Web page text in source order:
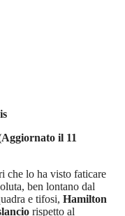
il 11
che lo ha visto faticare
ben lontano dal
e tifosi, Hamilton
rispetto al